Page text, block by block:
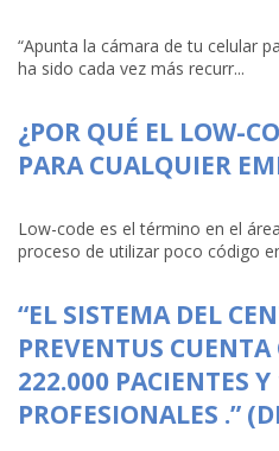
“Apunta la cámara de tu celular
ha sido cada vez más recurr...
¿POR QUÉ EL LOW-
PARA CUALQUIER
Low-code es el término en el
proceso de utilizar poco código
“EL SISTEMA DEL
PREVENTUS
222.000 PACIENTES
PROFESIONALES .”